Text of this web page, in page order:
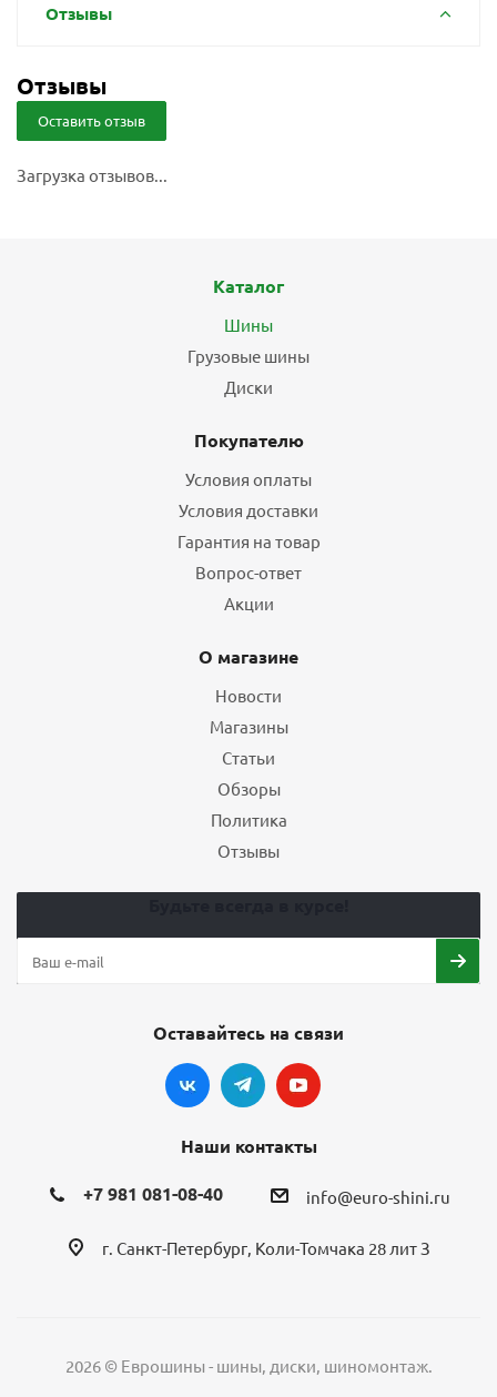
Отзывы
Отзывы
Оставить отзыв
Загрузка отзывов...
Каталог
Шины
Грузовые шины
Диски
Покупателю
Условия оплаты
Условия доставки
Гарантия на товар
Вопрос-ответ
Акции
О магазине
Новости
Магазины
Статьи
Обзоры
Политика
Отзывы
Оставайтесь на связи
Наши контакты
+7 981 081-08-40 info@euro-shini.ru
г. Санкт-Петербург, Коли-Томчака 28 лит З
2026 © Еврошины - шины, диски, шиномонтаж.